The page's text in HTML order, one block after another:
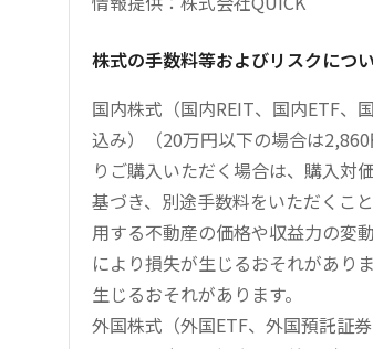
株式の手数料等およびリスクにつ
国内株式（国内REIT、国内ETF、
込み）（20万円以下の場合は
りご購入いただく場合は、購入対
基づき、別途手数料をいただくこ
用する不動産の価格や収益力の変
により損失が生じるおそれがあり
生じるおそれがあります。
外国株式（外国ETF、外国預託証